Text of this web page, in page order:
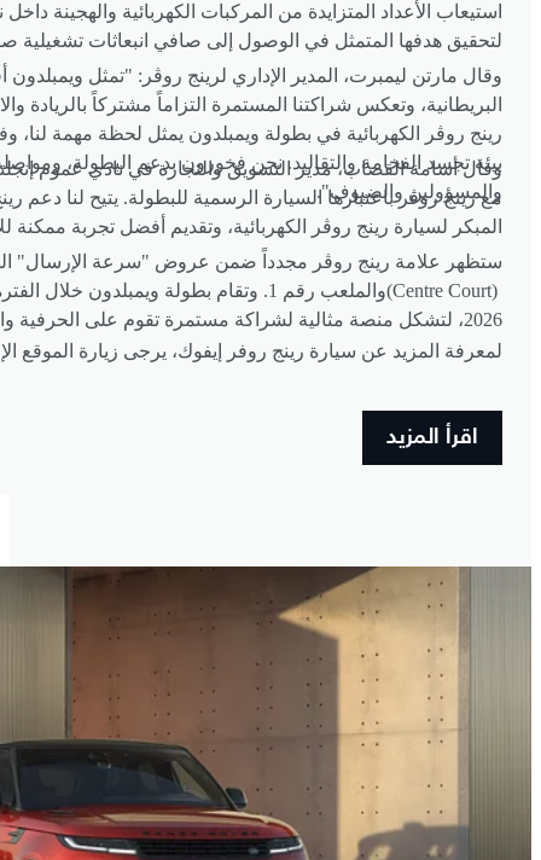
استيعاب الأعداد المتزايدة من المركبات الكهربائية والهجينة
لتحقيق هدفها المتمثل في الوصول إلى صافي انبعاثات تشغيلية
وقال مارتن ليمبرت، المدير الإداري لرينج روڤر: "تمثل
البريطانية، وتعكس شراكتنا المستمرة التزاماً مشتركاً بالريادة
رينج روڤر الكهربائية في بطولة ويمبلدون يمثل لحظة مهمة
بيئة تجسد الفخامة والتقاليد. نحن فخورون بدعم البطولة،
والمسؤولين والضيوف."
وقال أسامة القصاب، مدير التسويق والتجارة في نادي عموم
مع رينج روڤر باعتبارها السيارة الرسمية للبطولة. يتيح لنا دعم
المبكر لسيارة رينج روڤر الكهربائية، وتقديم أفضل تجربة
ستظهر علامة رينج روڤر مجدداً ضمن عروض "سرعة الإرسال"
(Centre Court)
2026، لتشكل منصة مثالية لشراكة مستمرة تقوم على الحرفية والأداء والإرث البريطاني
لمعرفة المزيد عن سيارة رينج روفر إيفوك، يرجى زيارة الموقع
اقرأ المزيد